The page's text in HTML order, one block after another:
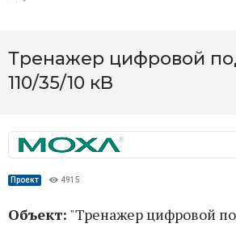
Тренажер цифровой
110/35/10 кВ
Проект 4915
Объект: "Тренажер цифровой